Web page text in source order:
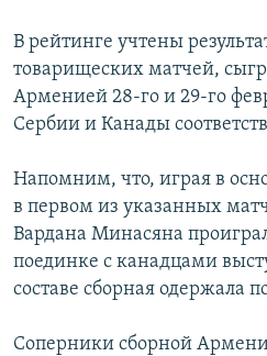
СПОРТ
АРХИВ
English
Русский
Все сайты Радио Азатутюн
В рейтинге учтены
товарищеских матчей,
Арменией 28-го и 29-го
Сербии и Канады
Напомним, что, играя в
в первом из указанных
Вардана Минасяна
поединке с канадцами
составе сборная одержала
Соперники сборной